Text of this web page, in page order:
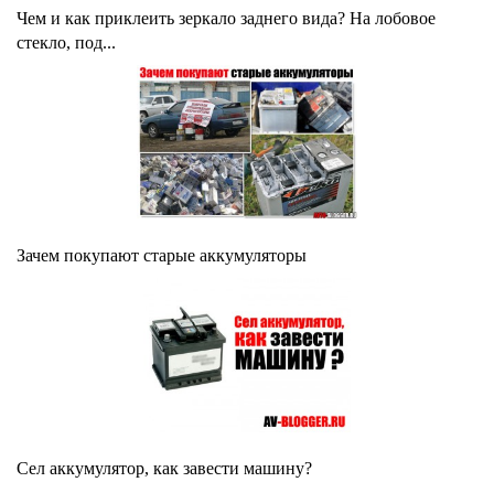
Чем и как приклеить зеркало заднего вида? На лобовое
стекло, под...
Зачем покупают старые аккумуляторы
Сел аккумулятор, как завести машину?